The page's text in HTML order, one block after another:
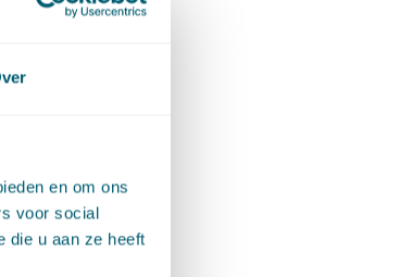
en om ons
voor social
die u aan ze heeft